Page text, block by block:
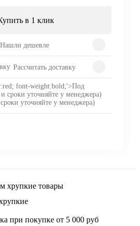
в 1 клик
Нашли дешевле
Рассчитать доставку
уточняйте у менеджера)